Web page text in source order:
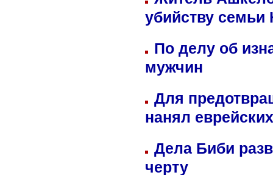
убийству семьи
По делу об
мужчин
Для
нанял
Дела Биби